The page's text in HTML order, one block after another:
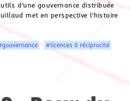
d’une gouvernance distribuée
met en perspective l’histoire
#licences à réciprocité